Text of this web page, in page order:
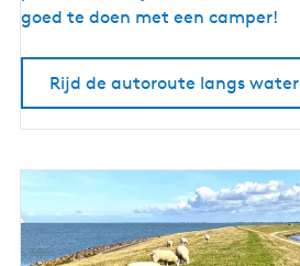
a
t
r
w
goed te doen met een camper!
Rijd de autoroute langs